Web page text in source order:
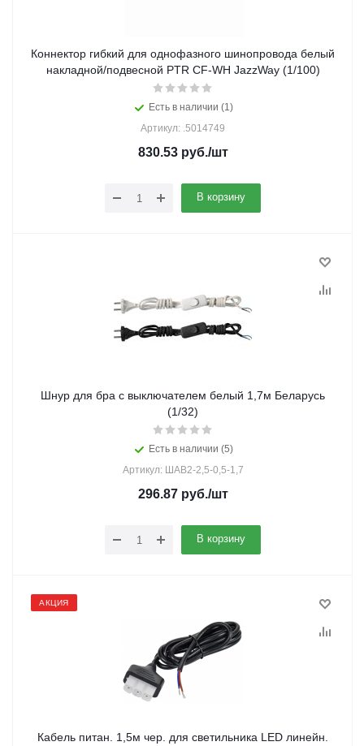
Коннектор гибкий для однофазного шинопровода белый
накладной/подвесной PTR CF-WH JazzWay (1/100)
Есть в наличии (1)
Артикул: .5014749
830.53руб./шт
В корзину
Шнур для бра с выключателем белый 1,7м Беларусь
(1/32)
Есть в наличии (5)
Артикул: ШАВ2-2,5-0,5-1,7
296.87руб./шт
В корзину
АКЦИЯ
Кабель питан. 1,5м чер. для светильника LED линейн.